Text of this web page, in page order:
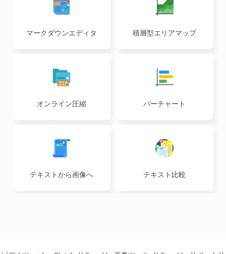
マークダウンエディタ 積層型エリアマップ
オンライン圧縮 バーチャート
テキストから画像へ テキスト比較